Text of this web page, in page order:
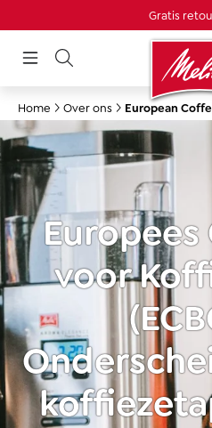
Gratis
Home Over ons European
voor